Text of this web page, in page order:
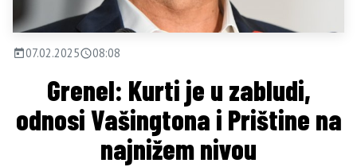
07.02.2025 08:08
Grenel: Kurti je u zabludi,
odnosi Vašingtona i Prištine na
najnižem nivou